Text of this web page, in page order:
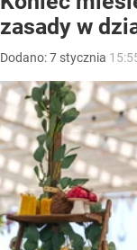
zasady w
Dodano:7 stycznia